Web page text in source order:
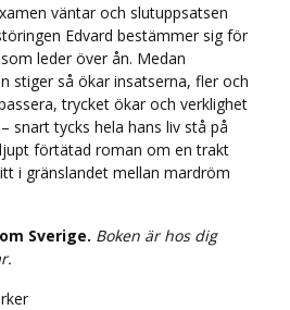
väntar och slutuppsatsen
Edvard bestämmer sig för
leder över ån. Medan
stiger så ökar insatserna, fler och
trycket ökar och verklighet
snart tycks hela hans liv stå på
förtätad roman om en trakt
i gränslandet mellan mardröm
Sverige. Boken är hos dig